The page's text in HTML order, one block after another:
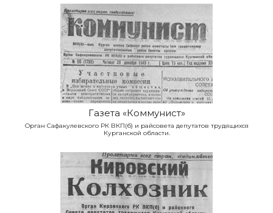
Газета «Коммунист»
Орган Сафакулевского РК ВКП(б) и райсовета депутатов трудящихся
Курганской области.